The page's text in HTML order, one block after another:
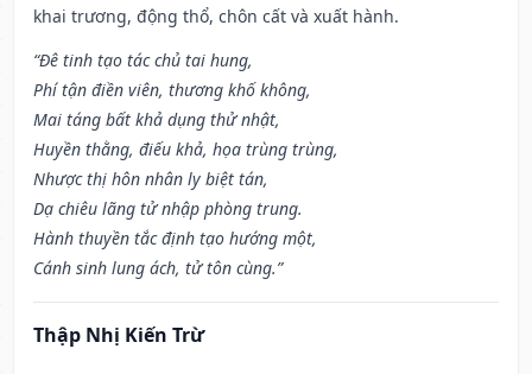
khai trương, động thổ, chôn cất và xuất hành.
“Đê tinh tạo tác chủ tai hung,
Phí tận điền viên, thương khố không,
Mai táng bất khả dụng thử nhật,
Huyền thằng, điếu khả, họa trùng trùng,
Nhược thị hôn nhân ly biệt tán,
Dạ chiêu lãng tử nhập phòng trung.
Hành thuyền tắc định tạo hướng một,
Cánh sinh lung ách, tử tôn cùng.”
Thập Nhị Kiến Trừ